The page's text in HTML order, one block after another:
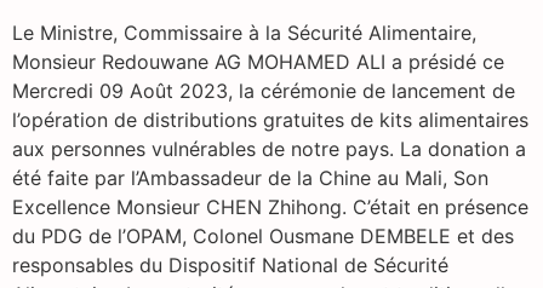
Le Ministre, Commissaire à la Sécurité Alimentaire,
Monsieur Redouwane AG MOHAMED ALI a présidé ce
Mercredi 09 Août 2023, la cérémonie de lancement de
l’opération de distributions gratuites de kits alimentaires
aux personnes vulnérables de notre pays. La donation a
été faite par l’Ambassadeur de la Chine au Mali, Son
Excellence Monsieur CHEN Zhihong. C’était en présence
du PDG de l’OPAM, Colonel Ousmane DEMBELE et des
responsables du Dispositif National de Sécurité